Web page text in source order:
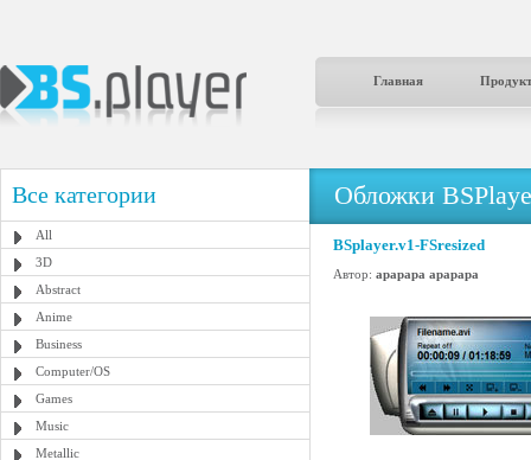
Главная
Все категории
All
3D
Abstract
Anime
Business
Computer/OS
Games
Music
Metallic
Обложки
BSplayer.v1-FSresized
Автор: apapapa apapapa